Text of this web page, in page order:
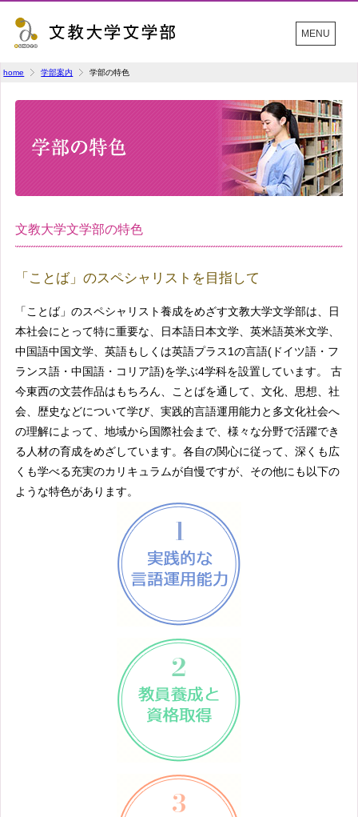
MENU
home 学部案内 学部の特色
文教大学文学部の特色
「ことば」のスペシャリストを目指して
「ことば」のスペシャリスト養成をめざす文教大学文学部は、日
本社会にとって特に重要な、日本語日本文学、英米語英米文学、
中国語中国文学、英語もしくは英語プラス1の言語(ドイツ語・フ
ランス語・中国語・コリア語)を学ぶ4学科を設置しています。 古
今東西の文芸作品はもちろん、ことばを通して、文化、思想、社
会、歴史などについて学び、実践的言語運用能力と多文化社会へ
の理解によって、地域から国際社会まで、様々な分野で活躍でき
る人材の育成をめざしています。各自の関心に従って、深くも広
くも学べる充実のカリキュラムが自慢ですが、その他にも以下の
ような特色があります。